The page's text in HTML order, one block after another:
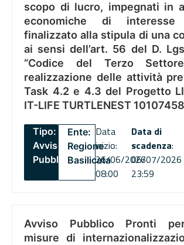
scopo di lucro, impegnati in
economiche di interesse
finalizzato alla stipula di una
ai sensi dell’art. 56 del D.
“Codice del Terzo
realizzazione delle attività
Task 4.2 e 4.3 del Progetto
IT-LIFE TURTLENEST
Tipo:
Avviso
Pubblico
Ente:
Regione
Basilicata
Data
inizio:
26/06/2026
08:00
Data di
scadenza:
06/07/2026
23:59
Avviso Pubblico Pronti
misure di